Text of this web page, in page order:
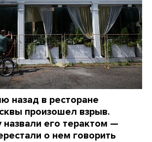
назад в ресторане
произошел взрыв.
назвали его терактом —
о нем говорить